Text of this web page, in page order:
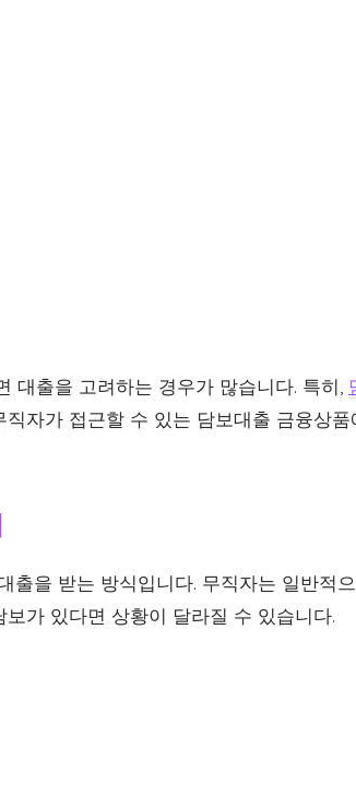
대출을 고려하는 경우가 많습니다. 특히,
자가 접근할 수 있는 담보대출 금융상
출을 받는 방식입니다. 무직자는 일반적
가 있다면 상황이 달라질 수 있습니다.